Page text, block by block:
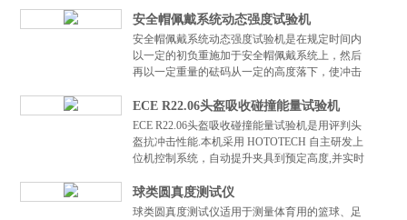
显示高度...
安全帽佩戴系统动态强度试验机
安全帽佩戴系统动态强度试验机是在规定时间内
以一定的初负重施加于安全帽佩戴系统上，然后
再以一定重量的砝码从一定的高度落下，使冲击
抗拉伸性能。
ECE R22.06头盔吸收碰撞能量试验机
ECE R22.06头盔吸收碰撞能量试验机是用评判头
盔抗冲击性能.本机采用 HOTOTECH 自主研发上
位机控制系统，自动提升夹具到预定高度,并实时
值...
球类圆真度测试仪
球类圆真度测试仪适用于测量体育用的篮球、足